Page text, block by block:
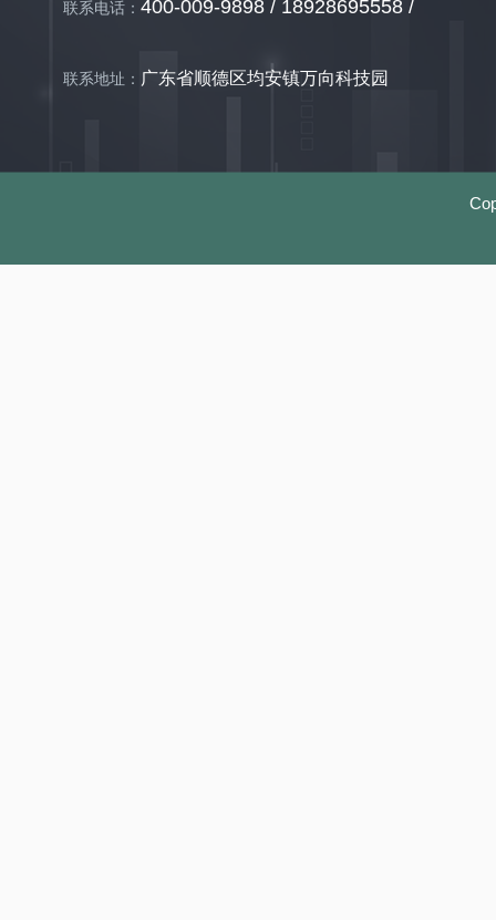
联系电话： 400-009-9898 / 18928695558 /
联系地址： 广东省顺德区均安镇万向科技园